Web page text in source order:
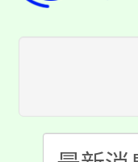
半價
者。
份教
大溪
淨零
會
115